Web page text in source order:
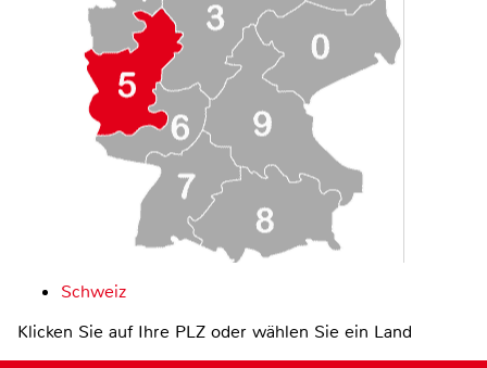
Schweiz
Klicken Sie auf Ihre PLZ oder wählen Sie ein Land